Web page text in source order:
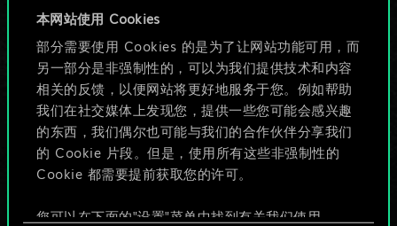
本网站使用 Cookies
部分需要使用 Cookies 的是为了让网站功能可用，而
另一部分是非强制性的，可以为我们提供技术和内容
相关的反馈，以便网站将更好地服务于您。例如帮助
我们在社交媒体上发现您，提供一些您可能会感兴趣
的东西，我们偶尔也可能与我们的合作伙伴分享我们
的 Cookie 片段。但是，使用所有这些非强制性的
Cookie 都需要提前获取您的许可。
您可以在下面的"设置"菜单中找到有关我们使用
牌，但能做的不止这
些！
给牌组命名并撰写攻略